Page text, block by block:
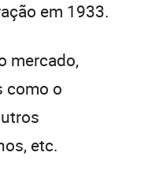
em 1933.
mercado,
como o
etc.